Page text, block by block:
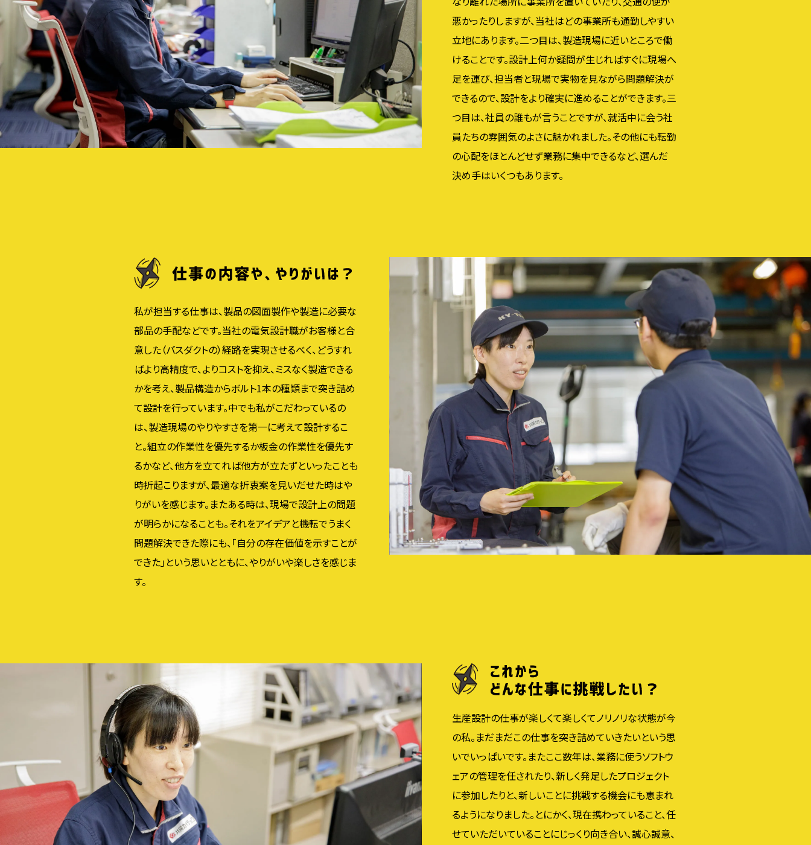
悪かったりしますが、当社はどの事業所も通勤しやすい
立地にあります。二つ目は、製造現場に近いところで働
けることです。設計上何か疑問が生じればすぐに現場へ
足を運び、担当者と現場で実物を見ながら問題解決が
できるので、設計をより確実に進めることができます。三
つ目は、社員の誰もが言うことですが、就活中に会う社
員たちの雰囲気のよさに魅かれました。その他にも転勤
の心配をほとんどせず業務に集中できるなど、選んだ
決め手はいくつもあります。
私が担当する仕事は、製品の図面製作や製造に必要な
部品の手配などです。当社の電気設計職がお客様と合
意した（バスダクトの）経路を実現させるべく、どうすれ
ばより高精度で、よりコストを抑え、ミスなく製造できる
かを考え、製品構造からボルト1本の種類まで突き詰め
て設計を行っています。中でも私がこだわっているの
は、製造現場のやりやすさを第一に考えて設計するこ
と。組立の作業性を優先するか板金の作業性を優先す
るかなど、他方を立てれば他方が立たずといったことも
時折起こりますが、最適な折衷案を見いだせた時はや
りがいを感じます。またある時は、現場で設計上の問題
が明らかになることも。それをアイデアと機転でうまく
問題解決できた際にも、「自分の存在価値を示すことが
できた」という思いとともに、やりがいや楽しさを感じま
す。
生産設計の仕事が楽しくて楽しくてノリノリな状態が今
の私。まだまだこの仕事を突き詰めていきたいという思
いでいっぱいです。またここ数年は、業務に使うソフトウ
ェアの管理を任されたり、新しく発足したプロジェクト
に参加したりと、新しいことに挑戦する機会にも恵まれ
るようになりました。とにかく、現在携わっていること、任
せていただいていることにじっくり向き合い、誠心誠意、